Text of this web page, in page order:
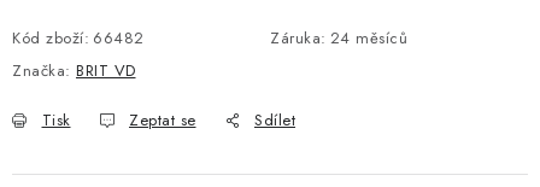
Kód zboží: 66482 Záruka: 24 měsíců
Značka: BRIT VD
Tisk Zeptat se Sdílet